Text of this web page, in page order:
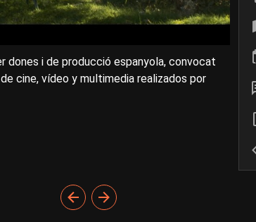
i de producció espanyola, convocat
cine, vídeo y multimedia realizados por